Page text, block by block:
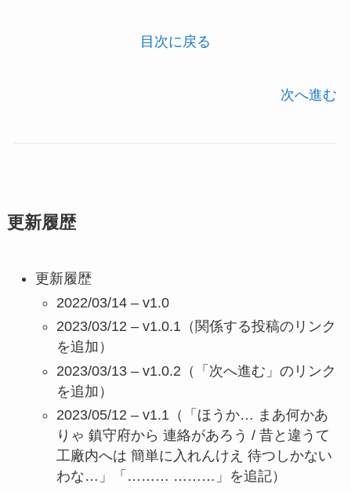
目次に戻る
次へ進む
更新履歴
更新履歴
2022/03/14 – v1.0
2023/03/12 – v1.0.1（関係する投稿のリンク
を追加）
2023/03/13 – v1.0.2（「次へ進む」のリンク
を追加）
2023/05/12 – v1.1（「ほうか… まあ何かあ
りゃ 鎮守府から 連絡があろう / 昔と違うて
工廠内へは 簡単に入れんけえ 待つしかない
わな…」「……… ………」を追記）